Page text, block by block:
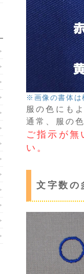
※画像の書体は
服の色にも
通常、服の
ご指示が無
い。
文字数の